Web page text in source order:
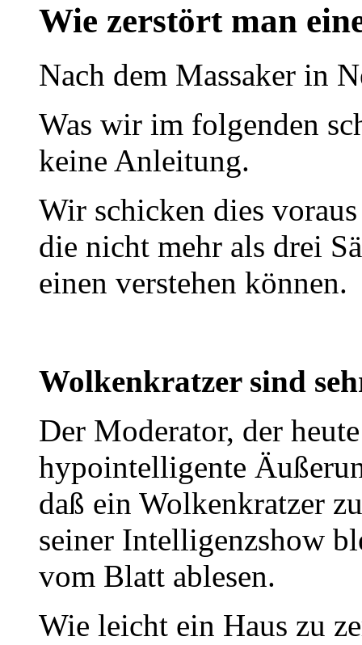
Wie zerstört man
Nach dem Massaker in
Was wir im folgenden
keine Anleitung.
Wir schicken dies
die nicht mehr als drei
einen verstehen können.
Wolkenkratzer sind
Der Moderator, der
hypointelligente
daß ein Wolkenkratzer
seiner Intelligenzshow
vom Blatt ablesen.
Wie leicht ein Haus zu